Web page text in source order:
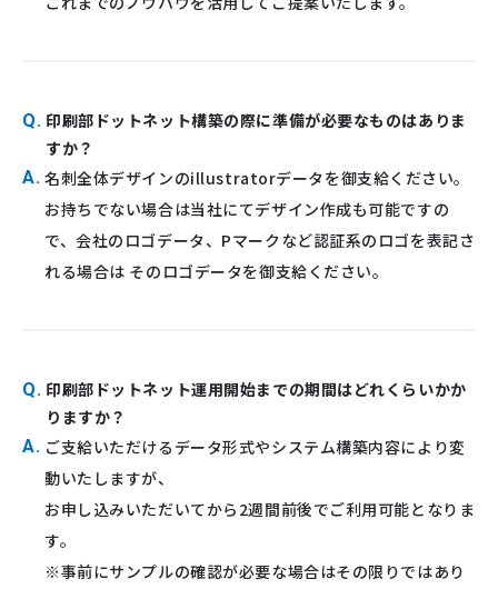
Q. 印刷部ドットネット構築の際に準備が必要なものはありま
すか？
A. 名刺全体デザインのillustratorデータを御支給ください。
お持ちでない場合は当社にてデザイン作成も可能ですの
で、会社のロゴデータ、Pマークなど認証系のロゴを表記さ
れる場合は そのロゴデータを御支給ください。
Q. 印刷部ドットネット運用開始までの期間はどれくらいかか
りますか？
A. ご支給いただけるデータ形式やシステム構築内容により変
動いたしますが、
お申し込みいただいてから2週間前後でご利用可能となりま
す。
※事前にサンプルの確認が必要な場合はその限りではあり